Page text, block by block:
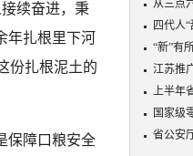
续奋进，秉
年扎根里下河
份扎根泥土的
保障口粮安全
从三点
四代人
“新”有
到“娘家
江苏推
业治理“
上半年
出3.5个
国家级
省公安